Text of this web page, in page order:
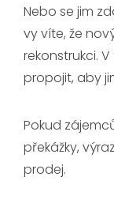
Nebo se jim
vy víte, že
rekonstrukci.
propojit, aby
Pokud
překážky,
prodej.